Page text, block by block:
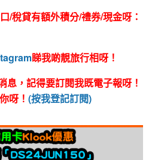
/稅貸有額外積分/禮券/現金呀：
睇我啲靚旅行相呀！
息，記得要訂閱我既電子報呀！
呀！ (按我登記訂閱)